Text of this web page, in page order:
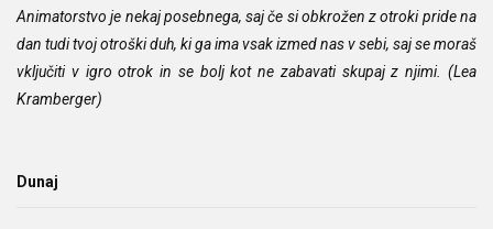
Animatorstvo je nekaj posebnega, saj če si obkrožen z otroki pride na
dan tudi tvoj otroški duh, ki ga ima vsak izmed nas v sebi, saj se moraš
vključiti v igro otrok in se bolj kot ne zabavati skupaj z njimi. (Lea
Kramberger)
Dunaj